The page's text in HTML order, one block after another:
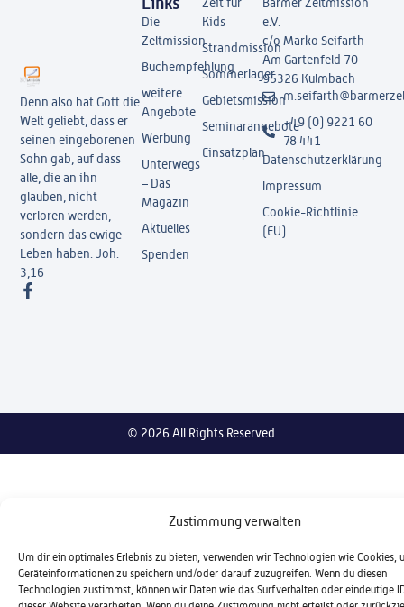
Zustimmung verwalten
Um dir ein optimales Erlebnis zu bieten, verwenden wir Technologien wie Cookies,
Geräteinformationen zu speichern und/oder darauf zuzugreifen. Wenn du diesen
Technologien zustimmst, können wir Daten wie das Surfverhalten oder eindeutige
Denn also hat Gott die
Welt geliebt, dass er
seinen eingeborenen
Sohn gab, auf dass
alle, die an ihn
glauben, nicht
verloren werden,
sondern das ewige
Leben haben. Joh.
3,16
Kids
Strandmission
Sommerlager
Gebietsmission
Seminarangebote
Einsatzplan
Die
Zeltmission
Buchempfehlung
weitere
Angebote
Werbung
Unterwegs
– Das
Magazin
Aktuelles
Spenden
e.V.
c/o Marko Seifarth
Am Gartenfeld 70
95326 Kulmbach
+49 (0) 9221 60
78 441
Datenschutzerklärung
Impressum
Cookie-Richtlinie
(EU)
© 2026 All Rights Reserved.